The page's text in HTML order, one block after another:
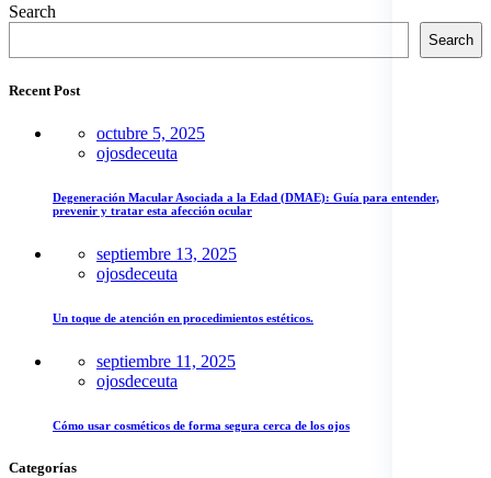
Asides
Search
Search
Recent Post
octubre 5, 2025
ojosdeceuta
Degeneración Macular Asociada a la Edad (DMAE): Guía para entender,
prevenir y tratar esta afección ocular
septiembre 13, 2025
ojosdeceuta
Un toque de atención en procedimientos estéticos.
septiembre 11, 2025
ojosdeceuta
Cómo usar cosméticos de forma segura cerca de los ojos
Categorías